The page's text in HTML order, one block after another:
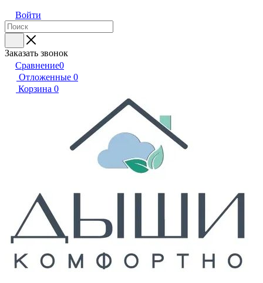
Войти
Заказать звонок
Сравнение0
Отложенные 0
Корзина 0